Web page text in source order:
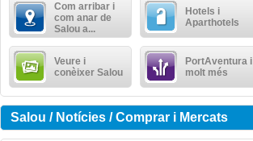
Com arribar i
com anar de
Salou a...
Hotels i
Aparthotels
Veure i
conèixer Salou
PortAventura i
molt més
Salou / Notícies / Comprar i Mercats